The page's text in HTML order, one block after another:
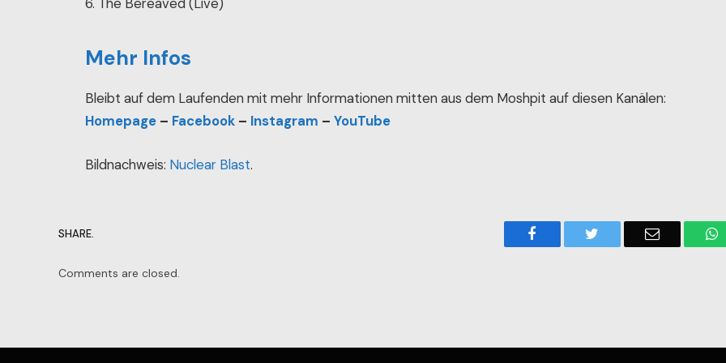
6. The Bereaved (Live)
Mehr Infos
Bleibt auf dem Laufenden mit mehr Informationen mitten aus dem Moshpit auf diesen Kanälen:
Homepage – Facebook – Instagram –YouTube
Bildnachweis: Nuclear Blast.
SHARE. Facebook Email
Comments are closed.